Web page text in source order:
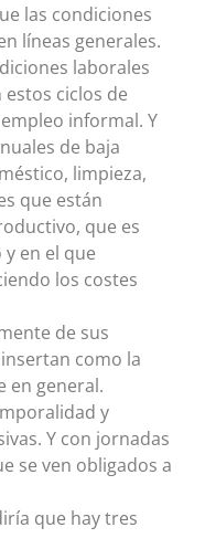
las condiciones
líneas generales.
laborales
estos ciclos de
informal. Y
de baja
limpieza,
que están
que es
en el que
los costes
de sus
como la
en general.
y
Y con jornadas
se ven obligados a
que hay tres